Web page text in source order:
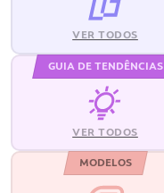
VER TODOS
GUIA DE TENDÊNCIAS
VER TODOS
MODELOS